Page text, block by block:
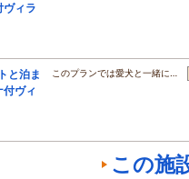
ヴィラ
と泊ま
ヴィ
このプランでは愛犬と一緒に…
この施